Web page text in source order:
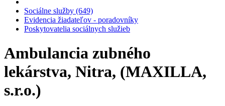
Sociálne služby (649)
Evidencia žiadateľov - poradovníky
Poskytovatelia sociálnych služieb
Ambulancia zubného
lekárstva, Nitra, (MAXILLA,
s.r.o.)